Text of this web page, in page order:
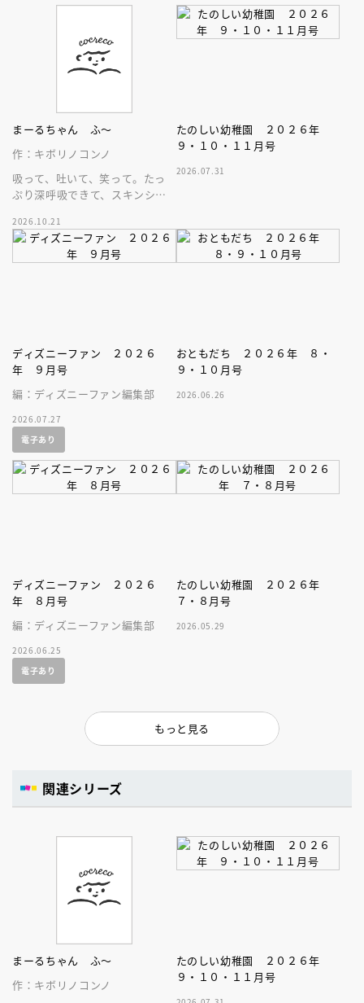
まーるちゃん ふ～
作：キボリノコンノ
吸って、吐いて、笑って。たっ
ぷり深呼吸できて、スキンシッ
家、キボリノコンノ初のファー
ストブック。
2026.10.21
たのしい幼稚園 ２０２６年
９・１０・１１月号
2026.07.31
ディズニーファン ２０２６
年 ９月号
編：ディズニーファン編集部
2026.07.27
電子あり
おともだち ２０２６年 ８・
９・１０月号
2026.06.26
ディズニーファン ２０２６
年 ８月号
編：ディズニーファン編集部
2026.06.25
電子あり
たのしい幼稚園 ２０２６年
７・８月号
2026.05.29
もっと見る
関連シリーズ
まーるちゃん ふ～
作：キボリノコンノ
たのしい幼稚園 ２０２６年
９・１０・１１月号